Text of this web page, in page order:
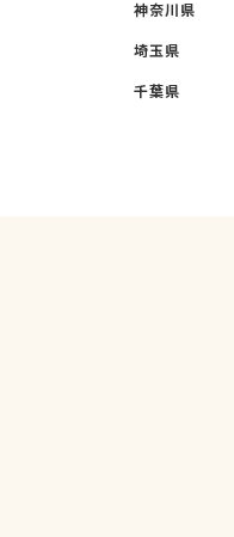
神奈川県
埼玉県
千葉県